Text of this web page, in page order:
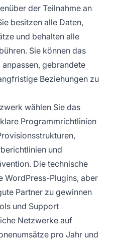
der Teilnahme an
besitzen alle Daten,
und behalten alle
Sie können das
gebrandete
Beziehungen zu
wählen Sie das
Programmrichtlinien
und
Die technische
WordPress-Plugins, aber
Partner zu gewinnen
und Support
Netzwerke auf
pro Jahr und